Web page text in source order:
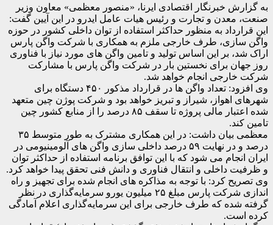
به گزارش خبرنگار اقتصادی ایرنا، «منصور معظمی» معاون وزیر
صنعت، معدن و تجارت و رئیس هیات عامل ایدرو در این آیین گفت:
این قرارداد به منظور حداکثر استفاده از توان داخلی کشور در حوزه
واگن سازی، طرف خارجی ملزم به همکاری با شرکت واگن پارس
اراک شد، بر این اساس تولید و تامین واگن های مورد نیاز با فناوری
روز جهان برای نخستین بار در شرکت واگن پارس با مشارکت
شرکت خارجی انجام خواهد شد.
وی افزود: تعداد واگن ها در قرارداد مذکور ۴۵۰ دستگاه برای
شهرهای اهواز، شیراز و تبریز خواهد بود و شرکت پوژن چین متعهد
شده اعتبار مالی پروژه تا سقف ۸۵ درصد را از منابع کشور چین
تامین کند.
معظمی بیان داشت: در این همکاری مشترک به طور متوسط ۳۵
درصد و در نهایت ۵۹ درصد داخلی سازی واگن های آلومینیومی در
ایران انجام می شود که با این توافق برنامه استفاده از حداکثر توان
و ظرفیت داخلی و انتقال فناوری و دانش فنی تحقق پیدا خواهد کرد.
وی تصریح کرد: با توجه به مذاکره های انجام شده برای تجهیز و راه
اندازی شرکت پارس مبلغ ۲۵ میلیون یورو سرمایه‌گذاری در نظر
گرفته شده که طرف خارجی برای این سرمایه‌گذاری اعلام آمادگی
کرده است.